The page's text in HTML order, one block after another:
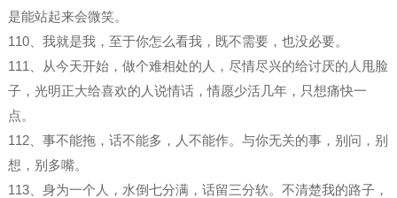
是能站起来会微笑。
110、我就是我，至于你怎么看我，既不需要，也没必要。
111、从今天开始，做个难相处的人，尽情尽兴的给讨厌的人甩脸
子，光明正大给喜欢的人说情话，情愿少活几年，只想痛快一
点。
112、事不能拖，话不能多，人不能作。与你无关的事，别问，别
想，别多嘴。
113、身为一个人，水倒七分满，话留三分软。不清楚我的路子，